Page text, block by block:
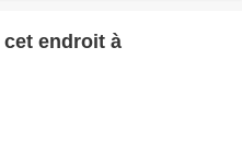
cet endroit à